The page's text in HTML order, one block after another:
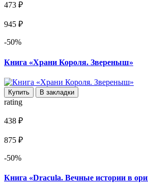
473 ₽
945 ₽
-50%
Книга «Храни Короля. Звереныш»
Купить В закладки
rating
438 ₽
875 ₽
-50%
Книга «Dracula. Вечные истории в